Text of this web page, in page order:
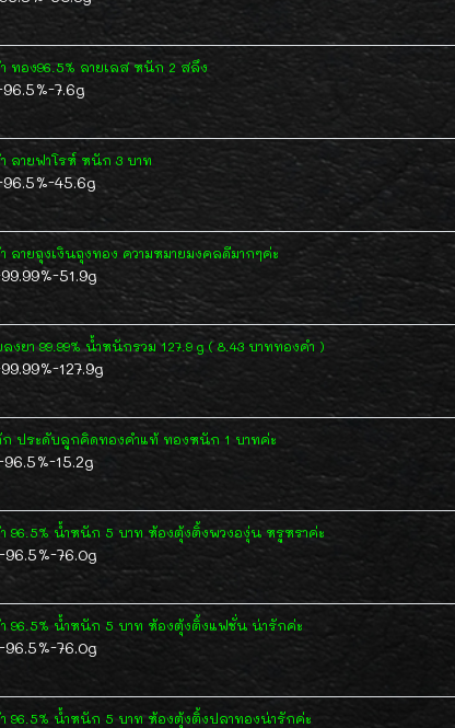
ทอง96.5% ลายเลส หนัก 2 สลึง
96.5%-7.6g
ลายฟาโรห์ หนัก 3 บาท
96.5%-45.6g
ลายถุงเงินถุงทอง ความหมายมงคลดีมากๆค่ะ
51.9g
งยา 99.99% น้ำหนักรวม 127.9 g ( 8.43 บาททองคำ )
127.9g
ประดับลูกคิดทองคำแท้ ทองหนัก 1 บาทค่ะ
96.5%-15.2g
96.5% น้ำหนัก 5 บาท ห้องตุ้งติ้งพวงองุ่น หรูหราค่ะ
96.5%-76.0g
96.5% น้ำหนัก 5 บาท ห้องตุ้งติ้งแฟชั่น น่ารักค่ะ
96.5%-76.0g
96.5% น้ำหนัก 5 บาท ห้องตุ้งติ้งปลาทองน่ารักค่ะ